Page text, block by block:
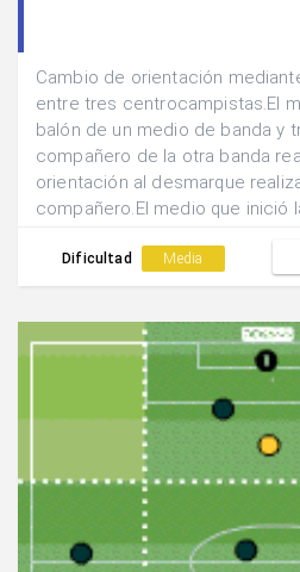
Cambio de orientación
entre tres centrocampistas.El
balón de un medio de banda y
compañero de la otra banda
orientación al desmarque
compañero.El medio que inició
con tiro lejano la acción.
Dificultad Media